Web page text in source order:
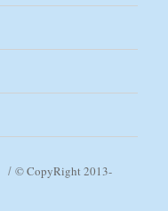
© CopyRight 2013-